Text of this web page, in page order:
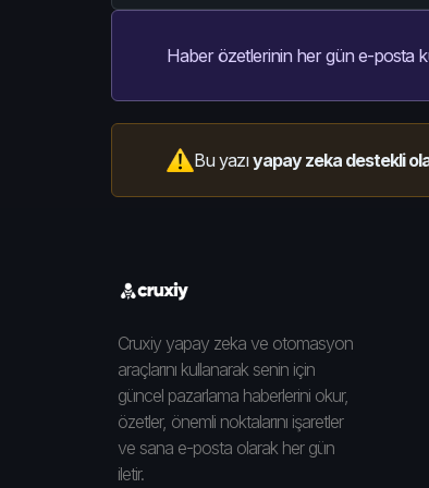
Haber özetlerinin her gün e-posta
Bu yazıyapay zeka destekli
Cruxiy yapay zeka ve otomasyon
araçlarını kullanarak senin için
güncel pazarlama haberlerini okur,
özetler, önemli noktalarını işaretler
ve sana e-posta olarak her gün
iletir.